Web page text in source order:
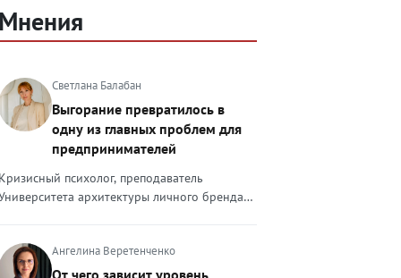
Мнения
Светлана Балабан
Выгорание превратилось в
одну из главных проблем для
предпринимателей
Кризисный психолог, преподаватель
архитектуры личного бренда
и способах преодоления Выгорание в 2026
стало самой острой проблемой, однако
Ангелина Веретенченко
От чего зависит уровень